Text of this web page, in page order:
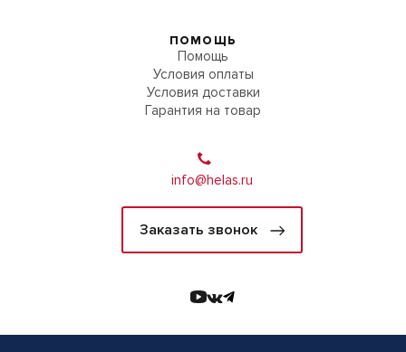
ПОМОЩЬ
Помощь
Условия оплаты
Условия доставки
Гарантия на товар
info@helas.ru
Заказать звонок